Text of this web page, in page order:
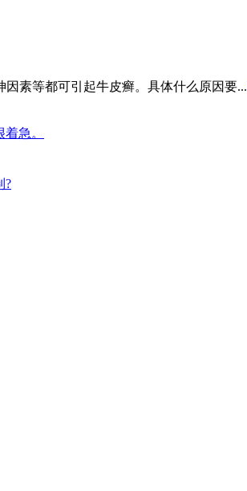
素等都可引起牛皮癣。具体什么原因要...
急。
?